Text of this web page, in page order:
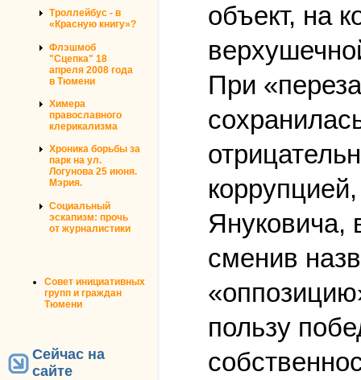
Троллейбус - в
«Красную книгу»?
Флэшмоб
"Сцепка" 18
апреля 2008 года
в Тюмени
Химера
православного
клерикализма
Хроника борьбы за
парк на ул.
Логунова 25 июня.
Мэрия.
Социальный
эскапизм: прочь
от журналистики
Совет инициативных
групп и граждан
Тюмени
Сейчас на
сайте
объект, на
При
Януковича,
сменив
пользу